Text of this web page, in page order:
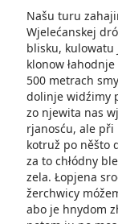
Našu turu
Wjelećanskej
blisku, kulowatu
klonow
500 metrach
dolinje widźimy
zo njewita nas
rjanosću, ale při
kotruž po něšto
za to chłódny
zela. Łopjena
žerchwicy
abo je hnydom